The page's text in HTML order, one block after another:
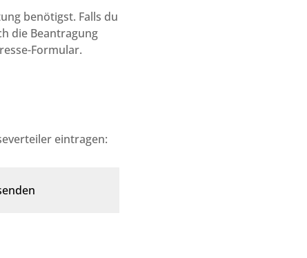
benötigst. Falls du
die Beantragung
Formular.
eintragen: